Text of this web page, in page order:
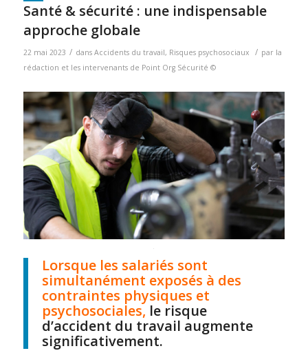
Santé & sécurité : une indispensable
approche globale
22 mai 2023 / dans Accidents du travail, Risques psychosociaux / par la
rédaction et les intervenants de Point Org Sécurité ©
Lorsque les salariés sont
simultanément exposés à des
contraintes physiques et
psychosociales, le risque
d’accident du travail augmente
significativement.